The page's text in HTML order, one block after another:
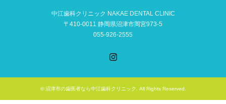
中江歯科クリニック NAKAE DENTAL CLINIC
〒410-0011 静岡県沼津市岡宮973-5
055-926-2555
©沼津市の歯医者なら中江歯科クリニック . All Rights Reserved.